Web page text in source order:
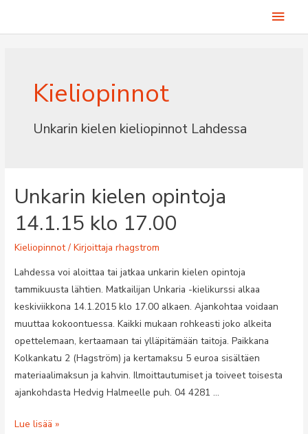
Kieliopinnot
Unkarin kielen kieliopinnot Lahdessa
Unkarin kielen opintoja
14.1.15 klo 17.00
Kieliopinnot/ Kirjoittajarhagstrom
Lahdessa voi aloittaa tai jatkaa unkarin kielen opintoja
tammikuusta lähtien. Matkailijan Unkaria -kielikurssi alkaa
keskiviikkona 14.1.2015 klo 17.00 alkaen. Ajankohtaa voidaan
muuttaa kokoontuessa. Kaikki mukaan rohkeasti joko alkeita
opettelemaan, kertaamaan tai ylläpitämään taitoja. Paikkana
Kolkankatu 2 (Hagström) ja kertamaksu 5 euroa sisältäen
materiaalimaksun ja kahvin. Ilmoittautumiset ja toiveet toisesta
ajankohdasta Hedvig Halmeelle puh. 04 4281 …
Unkarin
Lue lisää »